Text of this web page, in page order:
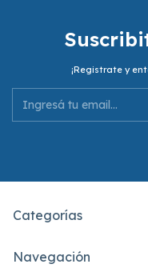
¡Registrate y
Categorías
Navegación